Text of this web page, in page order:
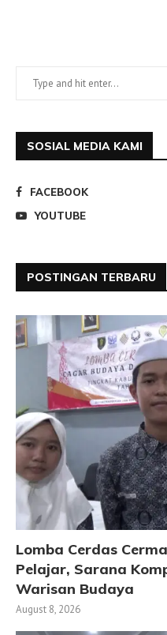
SOSIAL MEDIA KAMI
FACEBOOK
YOUTUBE
POSTINGAN TERBARU
Lomba Cerdas
Pelajar, Sarana
Warisan Budaya
August 8, 2026